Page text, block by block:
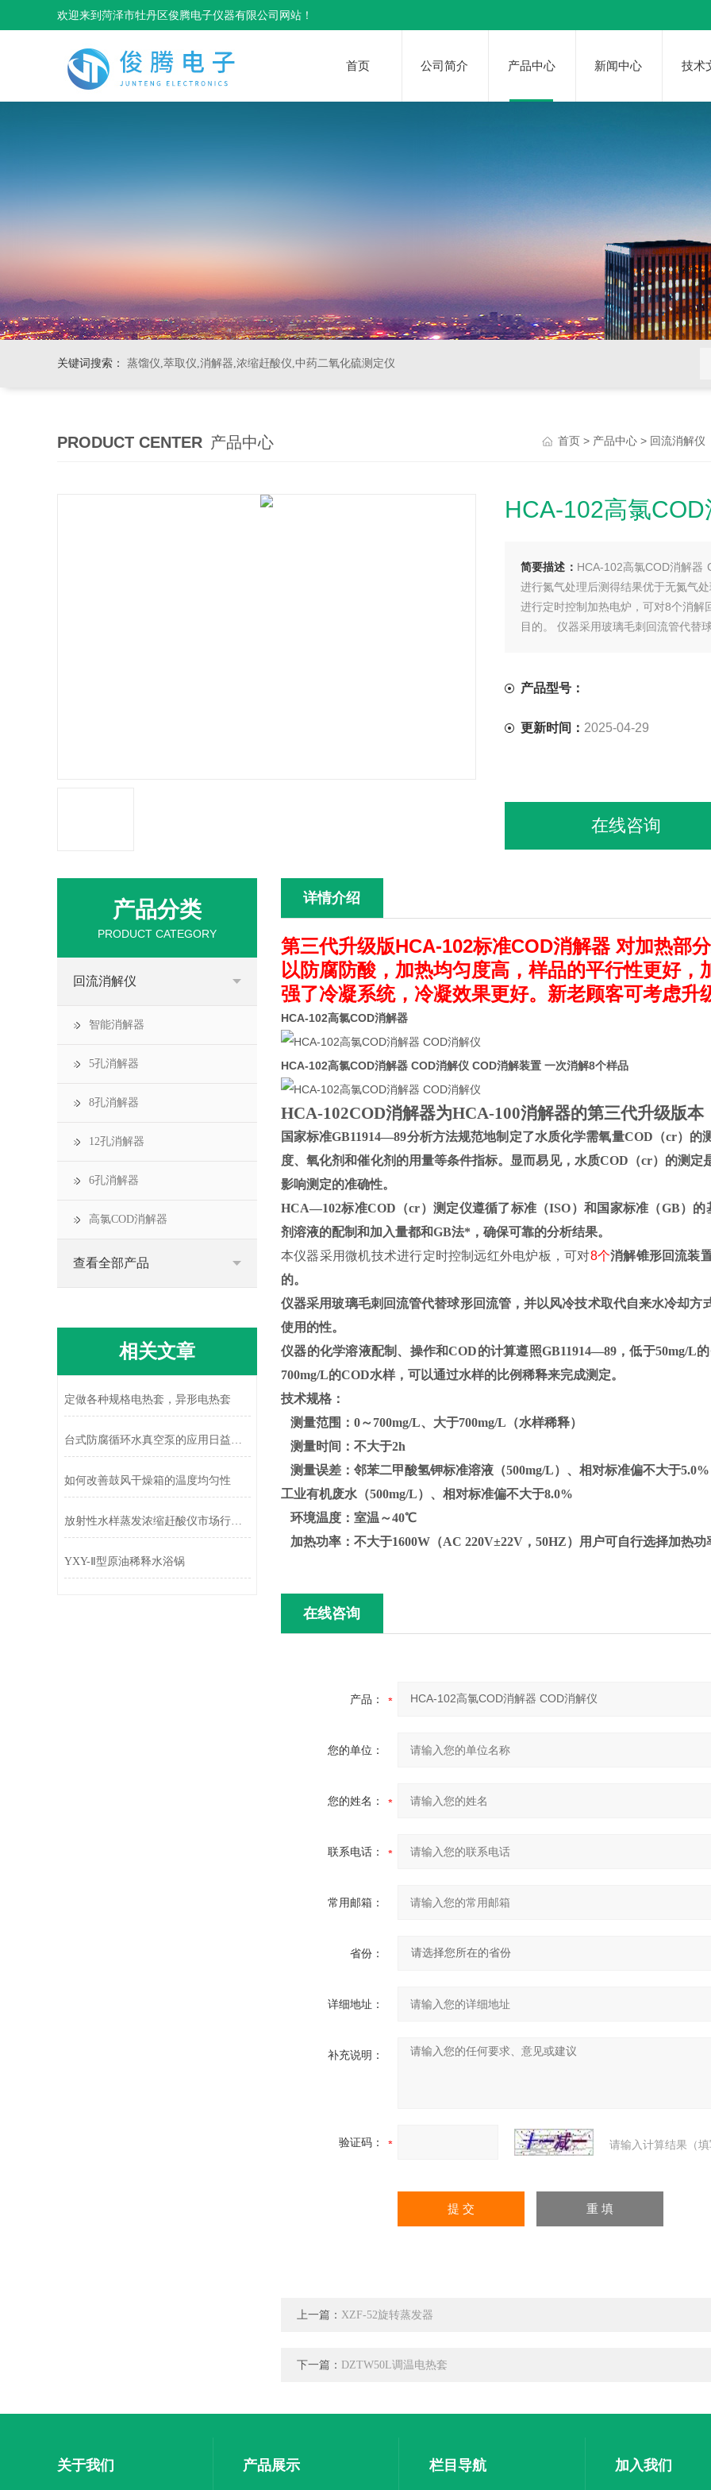
欢迎来到菏泽市牡丹区俊腾电子仪器有限公司网站！
首页 公司简介 产品中心 新闻中心 技术
关键词搜索： 蒸馏仪,萃取仪,消解器,浓缩赶酸仪,中药二氧化硫测定仪
PRODUCT CENTER 产品中心 首页 > 产品中心 > 回流消解仪
HCA-102高氯
简要描述： HCA-102高氯COD消解器
进行氮气处理后测得结果优于无氮气
进行定时控制加热电炉，可对8个消解
目的。 仪器采用玻璃毛刺回流管代替
产品型号：
更新时间： 2025-04-29
在线咨询
详情介绍
第三代升级版HCA-102标准COD消解器 对加热部
以防腐防酸，加热均匀度高，样品的平行性更好
强了冷凝系统，冷凝效果更好。新老顾客可考虑升
HCA-102高氯COD消解器
HCA-102高氯COD消解器 COD消解仪 COD消解装置 一次消解8个样品
HCA-102COD消解器为HCA-100消解器的第三代升级版本
国家标准GB11914—89分析方法规范地制定了水质化学需氧量COD（cr）
度、氧化剂和催化剂的用量等条件指标。显而易见，水质COD（cr）的测
影响测定的准确性。
HCA—102标准COD（cr）测定仪遵循了标准（ISO）和国家标准（GB）
剂溶液的配制和加入量都和GB法*，确保可靠的分析结果。
本仪器采用微机技术进行定时控制远红外电炉板，可对8个消解锥形回流装
的。
仪器采用玻璃毛刺回流管代替球形回流管，并以风冷技术取代自来水冷却
使用的性。
仪器的化学溶液配制、操作和COD的计算遵照GB11914—89，低于50mg/L
700mg/L的COD水样，可以通过水样的比例稀释来完成测定。
技术规格：
测量范围：0～700mg/L、大于700mg/L（水样稀释）
测量时间：不大于2h
测量误差：邻苯二甲酸氢钾标准溶液（500mg/L）、相对标准偏不大于5.0%
工业有机废水（500mg/L）、相对标准偏不大于8.0%
环境温度：室温～40℃
加热功率：不大于1600W（AC 220V±22V，50HZ）用户可自行选择加热功
在线咨询
产品：
您的单位：
您的姓名：
联系电话：
常用邮箱：
省份：
详细地址：
补充说明：
验证码： 请输入计算结果（
上一篇： XZF-52旋转蒸发器
下一篇： DZTW50L调温电热套
产品分类
PRODUCT CATEGORY
回流消解仪
智能消解器
5孔消解器
8孔消解器
12孔消解器
6孔消解器
高氯COD消解器
查看全部产品
相关文章
定做各种规格电热套，异形电热套
台式防腐循环水真空泵的应用日益增多
如何改善鼓风干燥箱的温度均匀性
放射性水样蒸发浓缩赶酸仪市场行情分析
YXY-Ⅱ型原油稀释水浴锅
关于我们 产品展示 栏目导航 加入我们